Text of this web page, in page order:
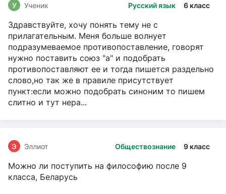
Русский язык 6 класс
У Ученик
Здравствуйте, хочу понять тему не с
прилагательным. Меня больше волнует
подразумеваемое противопоставление, говорят
нужно поставить союз "а" и подобрать
противопоставляют ее и тогда пишется раздельно
слово,но так же в правиле присутствует
пункт:если можно подобрать синоним то пишем
слитно и тут нера...
Обществознание 9 класс
Э Эллиот
Можно ли поступить на философию после 9
класса, Беларусь